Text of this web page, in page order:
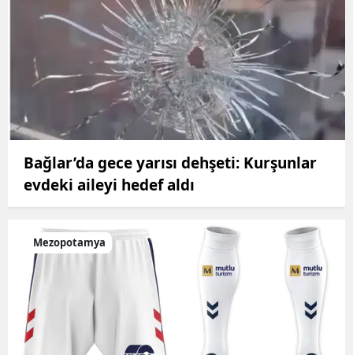
Bağlar’da gece yarısı dehşeti: Kurşunlar
evdeki aileyi hedef aldı
Mezopotamya